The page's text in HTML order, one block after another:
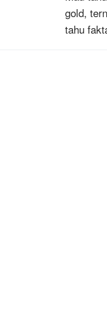
gold,
tahu